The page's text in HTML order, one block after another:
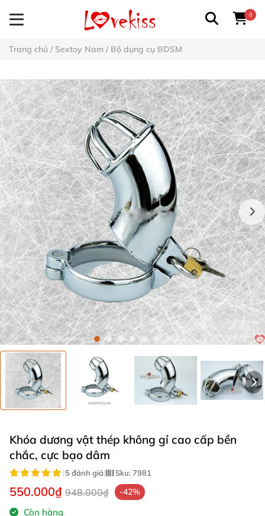
0
Trang chủ / Sextoy Nam / Bộ dụng cụ BDSM
Khóa dương vật thép không gỉ cao cấp bền
chắc, cực bạo dâm
|5 đánh giá| Sku:7981
550.000₫ 948.000₫ -42%
Còn hàng